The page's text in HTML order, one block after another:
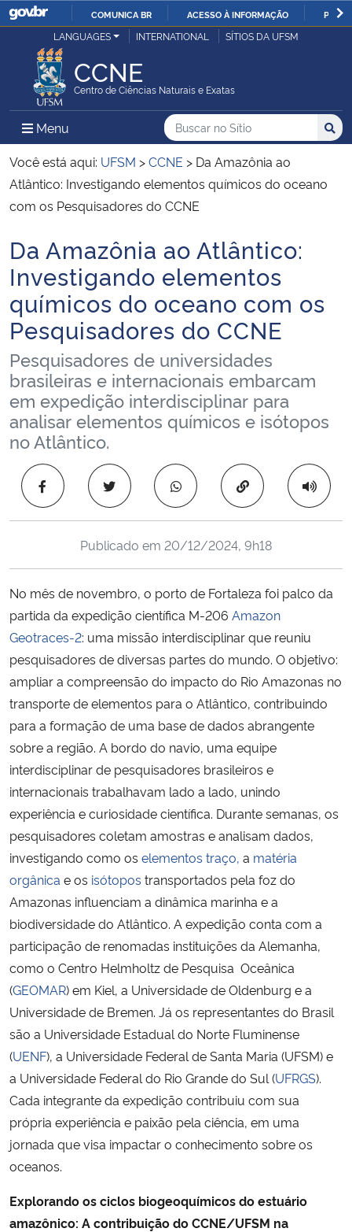
IR
COMUNICA BR ACESSO À INFORMAÇÃO
Ministério da Justiça e Segurança Pública
Ministério da Defesa
Ministério das Relações Exteriores
Ministério da Economia
Ministério da Infraestrutura
Ministério da Agricultura, Pecuária e Abastecimento
Ministério da Educação
Ministério da Cidadania
Ministério da Saúde
Ministério de Minas e Energia
Ministério da Ciência, Tecnologia, Inovações e Comunicações
Ministério do Desenvolvimento Regional
Controladoria-Geral da União
Ministério da Mulher, da Família e dos Direitos Humanos
Secretaria-Geral
Gabinete de Segurança Institucional
Advocacia-Geral da União
Banco Central do Brasil
Planalto
LANGUAGES INTERNATIONAL SÍTIOS DA UFSM
CCNE
Centro de Ciências Naturais e Exatas
Menu Menu Principal do Sítio
Busca
Buscar no no Sítio
Busca:
Você está aqui: UFSM >CCNE > Da Amazônia ao
Atlântico: Investigando elementos químicos do oceano
com os Pesquisadores do CCNE
Início do conteúdo
Da Amazônia ao Atlântico:
Investigando elementos
químicos do oceano com os
Pesquisadores do CCNE
Pesquisadores de universidades
brasileiras e internacionais embarcam
em expedição interdisciplinar para
analisar elementos químicos e isótopos
no Atlântico.
Copiar para área
Publicado em 20/12/2024, 9h18
No mês de novembro, o porto de Fortaleza foi palco da
partida da expedição científica M-206 Amazon
Geotraces-2: uma missão interdisciplinar que reuniu
pesquisadores de diversas partes do mundo. O objetivo:
ampliar a compreensão do impacto do Rio Amazonas no
transporte de elementos para o Atlântico, contribuindo
para a formação de uma base de dados abrangente
sobre a região. A bordo do navio, uma equipe
interdisciplinar de pesquisadores brasileiros e
internacionais trabalhavam lado a lado, unindo
experiência e curiosidade científica. Durante semanas, os
pesquisadores coletam amostras e analisam dados,
investigando como os elementos traço, a matéria
orgânica e os isótopos transportados pela foz do
Amazonas influenciam a dinâmica marinha e a
biodiversidade do Atlântico. A expedição conta com a
participação de renomadas instituições da Alemanha,
como o Centro Helmholtz de Pesquisa Oceânica
(GEOMAR) em Kiel, a Universidade de Oldenburg e a
Universidade de Bremen. Já os representantes do Brasil
são a Universidade Estadual do Norte Fluminense
(UENF), a Universidade Federal de Santa Maria (UFSM) e
a Universidade Federal do Rio Grande do Sul (UFRGS).
Cada integrante da expedição contribuiu com sua
própria experiência e paixão pela ciência, em uma
jornada que visa impactar o conhecimento sobre os
oceanos.
Explorando os ciclos biogeoquímicos do estuário
amazônico: A contribuição do CCNE/UFSM na